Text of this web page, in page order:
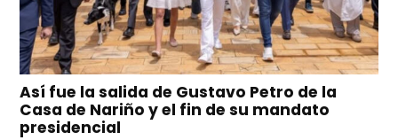
Así fue la salida de Gustavo Petro de la
Casa de Nariño y el fin de su mandato
presidencial